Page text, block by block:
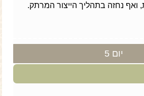
ואף נחזה בתהליך הייצור המרתק.
יום 5